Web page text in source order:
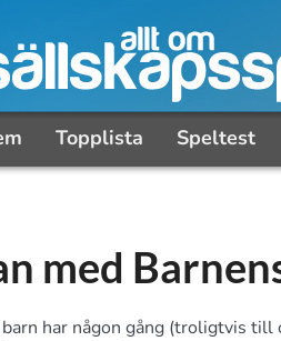
Topplista Speltest
med
har någon gång (troligtvis till